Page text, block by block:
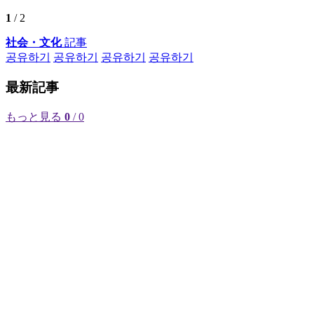
1 / 2
社会・文化記事
공유하기
공유하기 공유하기 공유하기
最新記事
もっと見る 0 / 0